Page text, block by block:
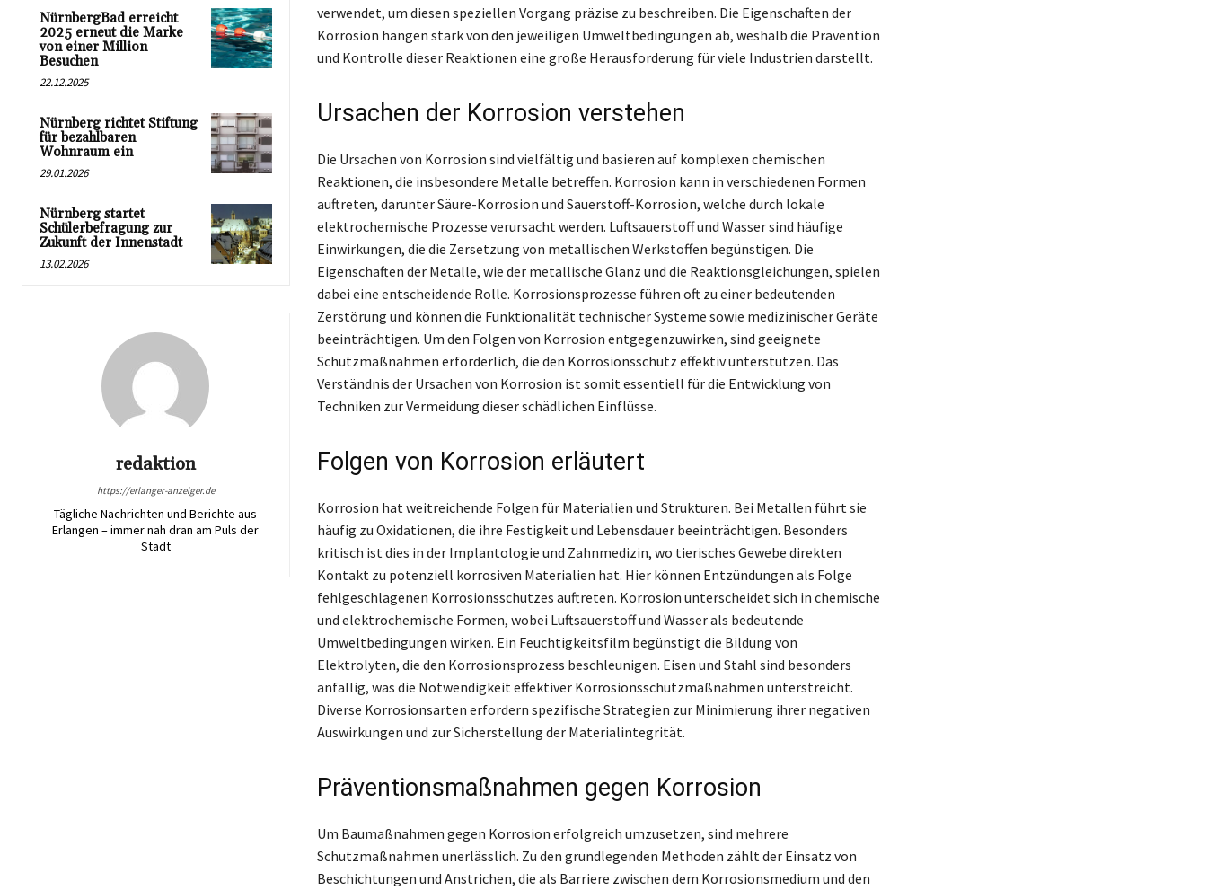
NürnbergBad erreicht
2025 erneut die Marke
von einer Million
Besuchen
22.12.2025
Nürnberg richtet Stiftung
für bezahlbaren
Wohnraum ein
29.01.2026
Nürnberg startet
Schülerbefragung zur
Zukunft der Innenstadt
13.02.2026
redaktion
https://erlanger-anzeiger.de
Tägliche Nachrichten und Berichte aus
Erlangen – immer nah dran am Puls der
Stadt
verwendet, um diesen speziellen Vorgang präzise zu beschreiben. Die Eigenschaften der
Korrosion hängen stark von den jeweiligen Umweltbedingungen ab, weshalb die Prävention
und Kontrolle dieser Reaktionen eine große Herausforderung für viele Industrien darstellt.
Ursachen der Korrosion verstehen
Die Ursachen von Korrosion sind vielfältig und basieren auf komplexen chemischen
Reaktionen, die insbesondere Metalle betreffen. Korrosion kann in verschiedenen Formen
auftreten, darunter Säure-Korrosion und Sauerstoff-Korrosion, welche durch lokale
elektrochemische Prozesse verursacht werden. Luftsauerstoff und Wasser sind häufige
Einwirkungen, die die Zersetzung von metallischen Werkstoffen begünstigen. Die
Eigenschaften der Metalle, wie der metallische Glanz und die Reaktionsgleichungen, spielen
dabei eine entscheidende Rolle. Korrosionsprozesse führen oft zu einer bedeutenden
Zerstörung und können die Funktionalität technischer Systeme sowie medizinischer Geräte
beeinträchtigen. Um den Folgen von Korrosion entgegenzuwirken, sind geeignete
Schutzmaßnahmen erforderlich, die den Korrosionsschutz effektiv unterstützen. Das
Verständnis der Ursachen von Korrosion ist somit essentiell für die Entwicklung von
Techniken zur Vermeidung dieser schädlichen Einflüsse.
Folgen von Korrosion erläutert
Korrosion hat weitreichende Folgen für Materialien und Strukturen. Bei Metallen führt sie
häufig zu Oxidationen, die ihre Festigkeit und Lebensdauer beeinträchtigen. Besonders
kritisch ist dies in der Implantologie und Zahnmedizin, wo tierisches Gewebe direkten
Kontakt zu potenziell korrosiven Materialien hat. Hier können Entzündungen als Folge
fehlgeschlagenen Korrosionsschutzes auftreten. Korrosion unterscheidet sich in chemische
und elektrochemische Formen, wobei Luftsauerstoff und Wasser als bedeutende
Umweltbedingungen wirken. Ein Feuchtigkeitsfilm begünstigt die Bildung von
Elektrolyten, die den Korrosionsprozess beschleunigen. Eisen und Stahl sind besonders
anfällig, was die Notwendigkeit effektiver Korrosionsschutzmaßnahmen unterstreicht.
Diverse Korrosionsarten erfordern spezifische Strategien zur Minimierung ihrer negativen
Auswirkungen und zur Sicherstellung der Materialintegrität.
Präventionsmaßnahmen gegen Korrosion
Um Baumaßnahmen gegen Korrosion erfolgreich umzusetzen, sind mehrere
Schutzmaßnahmen unerlässlich. Zu den grundlegenden Methoden zählt der Einsatz von
Beschichtungen und Anstrichen, die als Barriere zwischen dem Korrosionsmedium und den